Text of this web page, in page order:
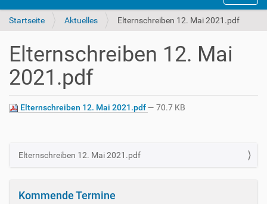
Startseite Aktuelles Elternschreiben 12. Mai 2021.pdf
Elternschreiben 12. Mai
2021.pdf
Elternschreiben 12. Mai 2021.pdf— 70.7 KB
N
Elternschreiben 12. Mai 2021.pdf
Kommende Termine